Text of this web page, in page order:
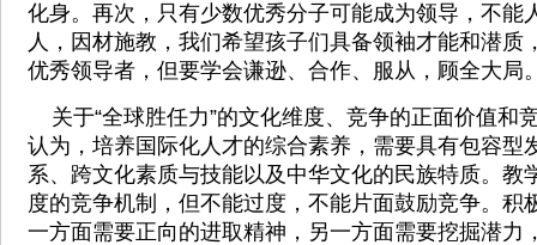
化身。再次，只有少数优秀分子可能成为领导，不能
人，因材施教，我们希望孩子们具备领袖才能和潜质
优秀领导者，但要学会谦逊、合作、服从，顾全大局
关于“全球胜任力”的文化维度、竞争的正面价值和
认为，培养国际化人才的综合素养，需要具有包容型
系、跨文化素质与技能以及中华文化的民族特质。教
度的竞争机制，但不能过度，不能片面鼓励竞争。积
一方面需要正向的进取精神，另一方面需要挖掘潜力